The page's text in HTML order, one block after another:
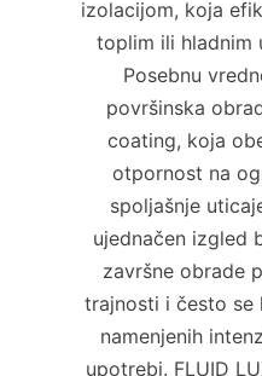
izolacijom, koja
toplim ili hladnim
Posebnu
površinska
coating, koja
otpornost na
spoljašnje
ujednačen izgled
završne obrade
trajnosti i često
namenjenih
upotrebi. FLUID